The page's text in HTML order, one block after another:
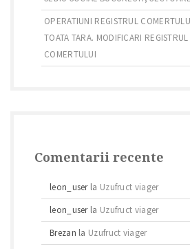
OPERATIUNI REGISTRUL
TOATA TARA. MODIFICARI REGISTRUL
COMERTULUI
Comentarii recente
leon_userla Uzufruct viager
leon_userla Uzufruct viager
Brezan la Uzufruct viager